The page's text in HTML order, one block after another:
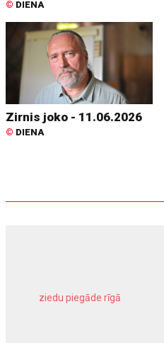
© DIENA
Zirnis joko - 11.06.2026
© DIENA
ziedu piegāde rīgā